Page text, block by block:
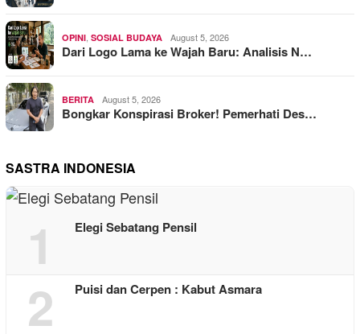
OPINI SOSIAL BUDAYA August 5, 2026
Dari Logo Lama ke Wajah Baru: Analisis N…
BERITA August 5, 2026
Bongkar Konspirasi Broker! Pemerhati Des…
SASTRA INDONESIA
1 Elegi Sebatang Pensil
2 Puisi dan Cerpen : Kabut Asmara